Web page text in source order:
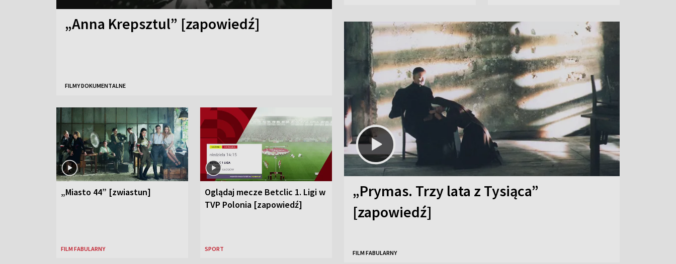
„Anna Krepsztul” [zapowiedź]
FILMY DOKUMENTALNE
„Miasto 44” [zwiastun]
FILM FABULARNY
Oglądaj mecze Betclic 1. Ligi w
TVP Polonia [zapowiedź]
SPORT
„Prymas. Trzy lata z Tysiąca”
[zapowiedź]
FILM FABULARNY